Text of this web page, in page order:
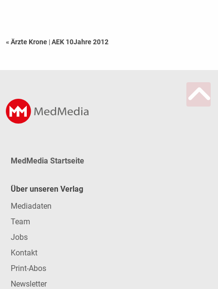
« Ärzte Krone |AEK 10Jahre 2012
MedMedia Startseite
Über unseren Verlag
Mediadaten
Team
Jobs
Kontakt
Print-Abos
Newsletter